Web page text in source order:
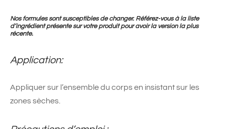
Nos formules sont susceptibles de changer. Référez-vous à la liste
d’ingrédient présente sur votre produit pour avoir la version la plus
récente.
Application:
Appliquer sur l’ensemble du corps en insistant sur les
zones sèches.